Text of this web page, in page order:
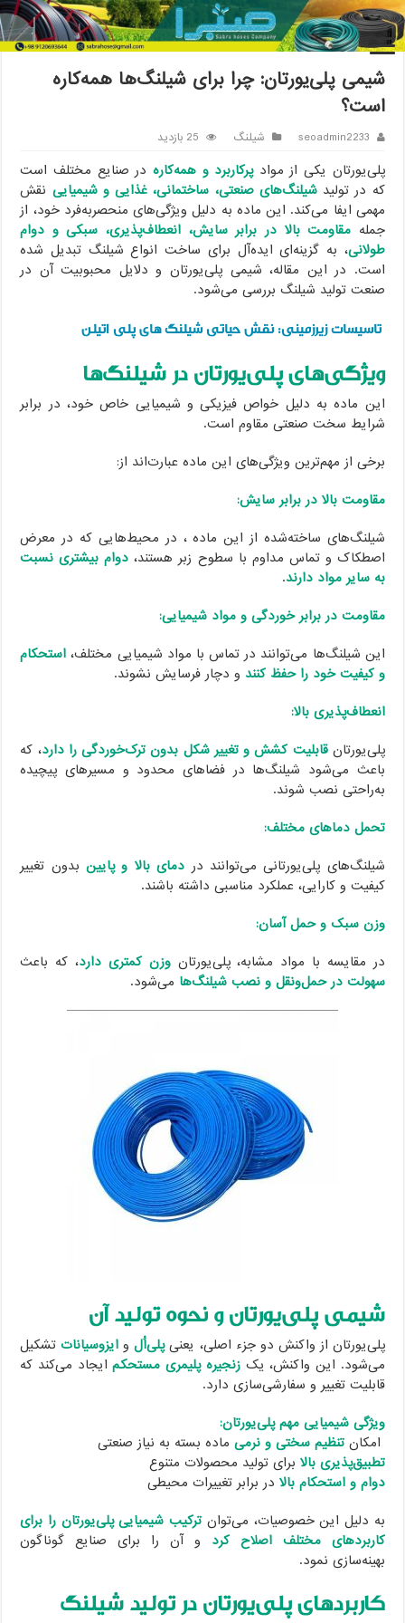
خانه / شیلنگ / شیمی پلی‌یورتان: چرا برای شیلنگ‌ها همه‌کاره است؟
شیمی پلی‌یورتان: چرا برای شیلنگ‌ها همه‌کاره
است؟
seoadmin2233 شیلنگ 25 بازدید
پلی‌یورتان یکی از موادپرکاربرد و همه‌کاره در صنایع مختلف است
که در تولیدشیلنگ‌های صنعتی، ساختمانی، غذایی و شیمیایی نقش
مهمی ایفا می‌کند. این ماده به دلیل ویژگی‌های منحصر‌به‌فرد خود، از
جمله مقاومت بالا در برابر سایش، انعطاف‌پذیری، سبکی و دوام
طولانی، به گزینه‌ای ایده‌آل برای ساخت انواع شیلنگ تبدیل شده
است. در این مقاله، شیمی پلی‌یورتان و دلایل محبوبیت آن در
صنعت تولید شیلنگ بررسی می‌شود.
تاسیسات زیرزمینی: نقش حیاتی شیلنگ های پلی اتیلن
ویژگی‌های پلی‌یورتان در شیلنگ‌ها
این ماده به دلیل خواص فیزیکی و شیمیایی خاص خود، در برابر
شرایط سخت صنعتی مقاوم است.
برخی از مهم‌ترین ویژگی‌های این ماده عبارت‌اند از:
مقاومت بالا در برابر سایش:
شیلنگ‌های ساخته‌شده از این ماده ، در محیط‌هایی که در معرض
اصطکاک و تماس مداوم با سطوح زبر هستند، دوام بیشتری نسبت
به سایر مواد دارند.
مقاومت در برابر خوردگی و مواد شیمیایی:
این شیلنگ‌ها می‌توانند در تماس با مواد شیمیایی مختلف، استحکام
و کیفیت خود را حفظ کنند و دچار فرسایش نشوند.
انعطاف‌پذیری بالا:
پلی‌یورتانقابلیت کشش و تغییر شکل بدون ترک‌خوردگی را دارد، که
باعث می‌شود شیلنگ‌ها در فضاهای محدود و مسیرهای پیچیده
به‌راحتی نصب شوند.
تحمل دماهای مختلف:
شیلنگ‌های پلی‌یورتانی می‌توانند در دمای بالا و پایینبدون تغییر
کیفیت و کارایی، عملکرد مناسبی داشته باشند.
وزن سبک و حمل آسان:
در مقایسه با مواد مشابه، پلی‌یورتانوزن کمتری دارد، که باعث
سهولت در حمل‌ونقل و نصب شیلنگ‌ها می‌شود.
شیمی پلی‌یورتان و نحوه تولید آن
پلی‌یورتان از واکنش دو جزء اصلی، یعنیپلی‌اُلو ایزوسیاناتتشکیل
می‌شود. این واکنش، یکزنجیره پلیمری مستحکمایجاد می‌کند که
قابلیت تغییر و سفارشی‌سازی دارد.
ویژگی شیمیایی مهم پلی‌یورتان:
امکانتنظیم سختی و نرمی ماده بسته به نیاز صنعتی
تطبیق‌پذیری بالا برای تولید محصولات متنوع
دوام و استحکام بالا در برابر تغییرات محیطی
به دلیل این خصوصیات، می‌توان ترکیب شیمیایی پلی‌یورتان را برای
کاربردهای مختلف اصلاح کرد و آن را برای صنایع گوناگون
بهینه‌سازی نمود.
کاربردهای پلی‌یورتان در تولید شیلنگ